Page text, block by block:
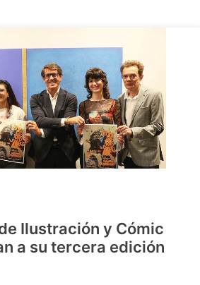
Ilustración y Cómic
a su tercera edición